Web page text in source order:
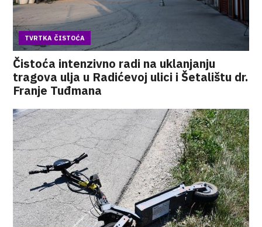
TVRTKA ČISTOĆA
Čistoća intenzivno radi na uklanjanju
tragova ulja u Radićevoj ulici i Šetalištu dr.
Franje Tuđmana